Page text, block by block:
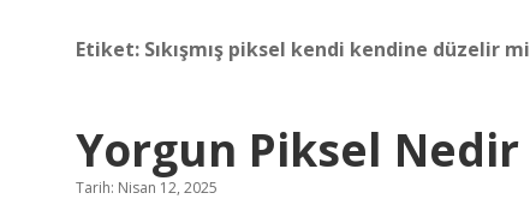
Etiket: Sıkışmış piksel kendi kendine düzelir mi
Yorgun Piksel Nedir
Tarih: Nisan 12, 2025